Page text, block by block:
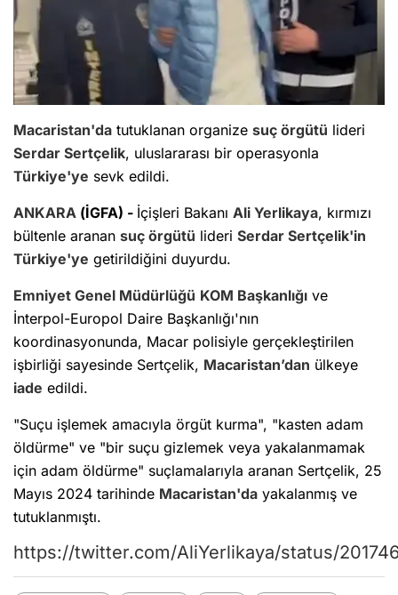
Macaristan'da tutuklanan organize suç örgütü lideri
Serdar Sertçelik, uluslararası bir operasyonla
Türkiye'ye sevk edildi.
ANKARA (İGFA) - İçişleri Bakanı Ali Yerlikaya, kırmızı
bültenle aranan suç örgütü lideri Serdar Sertçelik'in
Türkiye'ye getirildiğini duyurdu.
Emniyet Genel Müdürlüğü KOM Başkanlığı ve
İnterpol-Europol Daire Başkanlığı'nın
koordinasyonunda, Macar polisiyle gerçekleştirilen
işbirliği sayesinde Sertçelik, Macaristan’dan ülkeye
iade edildi.
"Suçu işlemek amacıyla örgüt kurma", "kasten adam
öldürme" ve "bir suçu gizlemek veya yakalanmamak
için adam öldürme" suçlamalarıyla aranan Sertçelik, 25
Mayıs 2024 tarihinde Macaristan'da yakalanmış ve
tutuklanmıştı.
https://twitter.com/AliYerlikaya/status/